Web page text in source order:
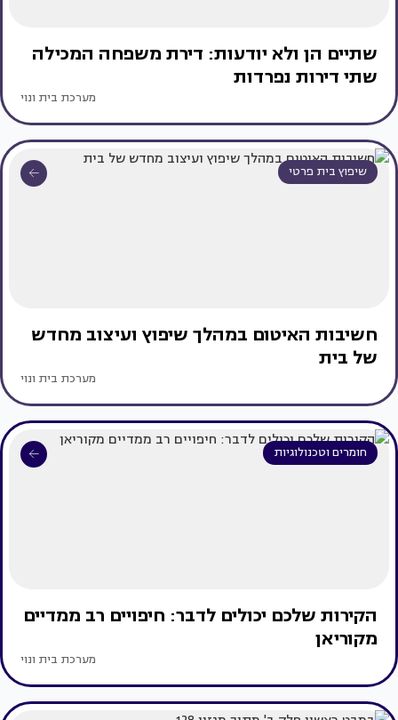
שתיים הן ולא יודעות: דירת משפחה המכילה
שתי דירות נפרדות
מערכת בית ונוי
שיפוץ בית פרטי
חשיבות האיטום במהלך שיפוץ ועיצוב מחדש
של בית
מערכת בית ונוי
חומרים וטכנולוגיות
הקירות שלכם יכולים לדבר: חיפויים רב ממדיים
מקוריאן
מערכת בית ונוי